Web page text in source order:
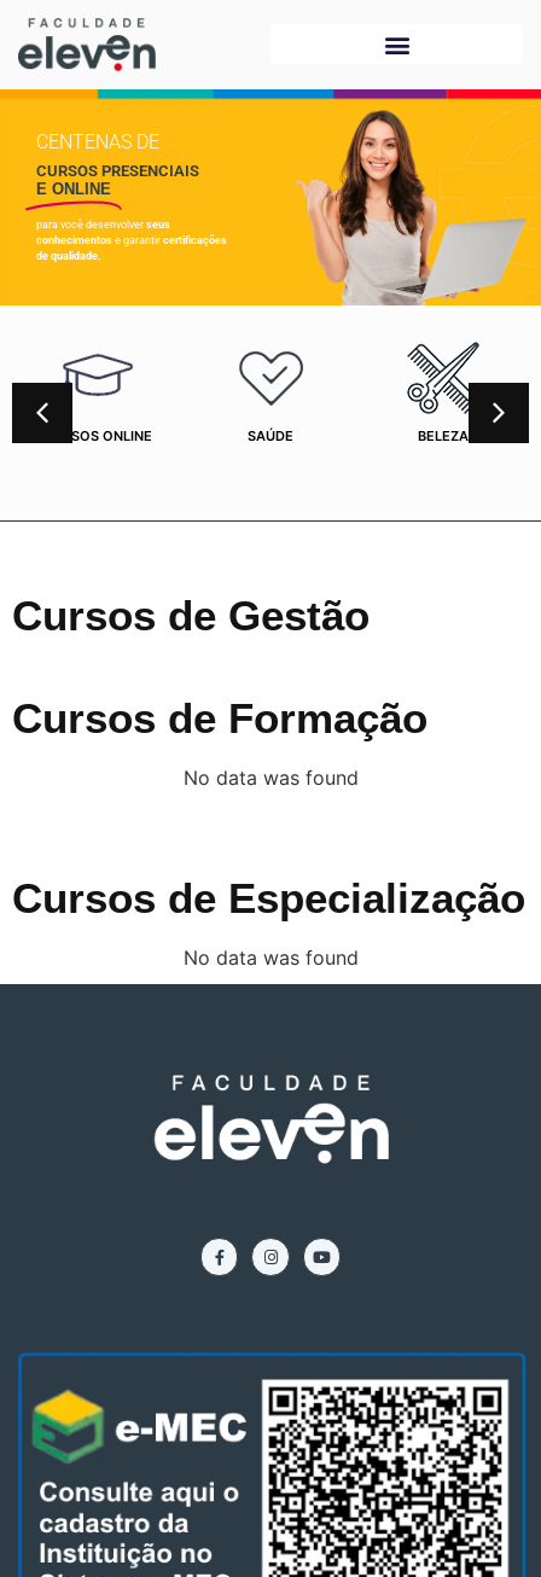
CENTENAS DE
CURSOS PRESENCIAIS
E ONLINE
para você desenvolver seus
conhecimentos e garantir certificações
de qualidade.
CURSOS ONLINE SAÚDE BELEZA
Cursos de Gestão
Cursos de Formação
No data was found
Cursos de Especialização
No data was found